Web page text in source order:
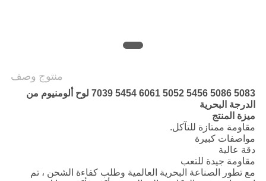
منتوج وصف
5083 5086 5456 5052 6061 5454 7039 لوح ألومنيوم من
الدرجة البحرية
ميزة المنتج
مقاومة ممتازة للتآكل.
مواصفات كبيرة
دقة عالية
مقاومة جيدة للتعب
مع تطور الصناعة البحرية العالمية وطلب كفاءة الشحن ، تم